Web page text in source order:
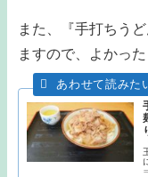
また、『手打ちう
ますので、よかっ